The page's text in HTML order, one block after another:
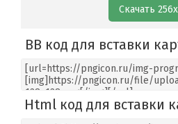
Скачать
BB код для вставки
Html код для вставки